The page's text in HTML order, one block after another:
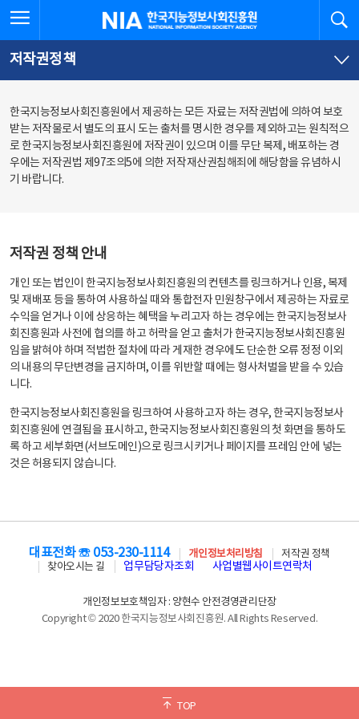
문
로
가
체
뉴
바
가
한국지능정보사회진흥원
저작권정책
한국지능정보사회진흥원에서 제공하는 모든 자료는 저작권법에 의하여 보호
받는 저작물로서 별도의 표시 도는 출처를 명시한 경우를 제외하고는 원칙적으
로 한국지능정보사회진흥원에 저작권이 있으며 이를 무단 복제, 배포하는 경
우에는 저작권법 제97조의5에 의한 저작재산권침해죄에 해당함을 유념하시
기 바랍니다.
저작권 정책 안내
개인 또는 법인이 한국지능정보사회진흥원의 컨텐츠를 링크하거나 인용, 복제
및 재배포 등을 통하여 사용하실 때와 통합전자 민원창구에서 제공하는 자료로
수익을 얻거나 이에 상응하는 혜택을 누리고자 하는 경우에는 한국지능정보사
회진흥원과 사전에 협의를 하고 허락을 얻고 출처가 한국지능정보사회진흥원
임을 밝혀야 하며 적법한 절차에 따라 게재한 경우에도 단순한 오류 정정 이외
의 내용의 무단변경을 금지하며, 이를 위반할 때에는 형사처벌을 받을 수 있습
니다.
한국지능정보사회진흥원을 링크하여 사용하고자 하는 경우, 한국지능정보사
회진흥원에 연결됨을 표시하고, 한국지능정보사회진흥원의 첫 화면을 통하도
록 하고 세부화면(서브도메인)으로 링크시키거나 페이지를 프레임 안에 넣는
것은 허용되지 않습니다.
TOP
대표전화 ☏ 053-230-1114 개인정보처리방침
저작권 정책
찾아오시는 길
업무담당자조회 사업별웹사이트연락처
개인정보보호책임자 : 양현수 안전경영관리단장
Copyright © 2020 한국지능정보사회진흥원. All Rights Reserved.